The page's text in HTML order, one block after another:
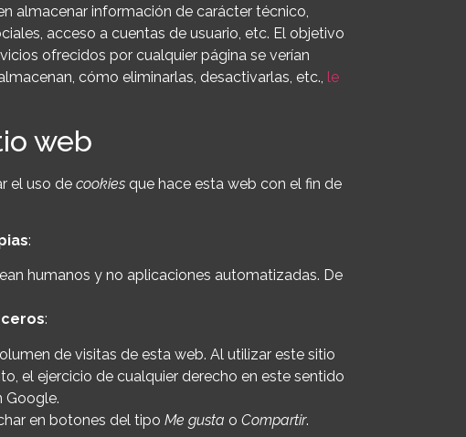
almacenar información de carácter técnico,
acceso a cuentas de usuario, etc. El objetivo
ofrecidos por cualquier página se verían
cómo eliminarlas, desactivarlas, etc., le
web
el uso de cookies que hace esta web con el fin de
:
humanos y no aplicaciones automatizadas. De
:
de visitas de esta web. Al utilizar este sitio
el ejercicio de cualquier derecho en este sentido
Google.
en botones del tipo Me gusta o Compartir.